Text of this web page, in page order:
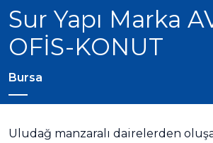
Sur Yapı Marka
OFİS-KONUT
Bursa
Uludağ manzaralı dairelerden